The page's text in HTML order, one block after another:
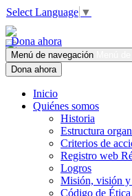
Select Language ▼
Dona ahora
Menú de navegación
Dona ahora
Inicio
Quiénes somos
Historia
Estructura
Criterios de
Registro web
Logros
Misión, visión y
Código de Ética